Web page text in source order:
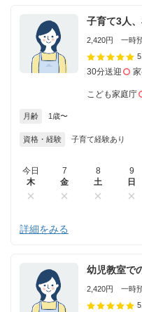
子育て3人
2,420円 一時
30分送迎
こども家庭庁
月齢 1歳〜
資格・経験 子育て経験あり
今日
木
7
金
8
土
9
日
詳細をみる
幼児教室で
2,420円 一時